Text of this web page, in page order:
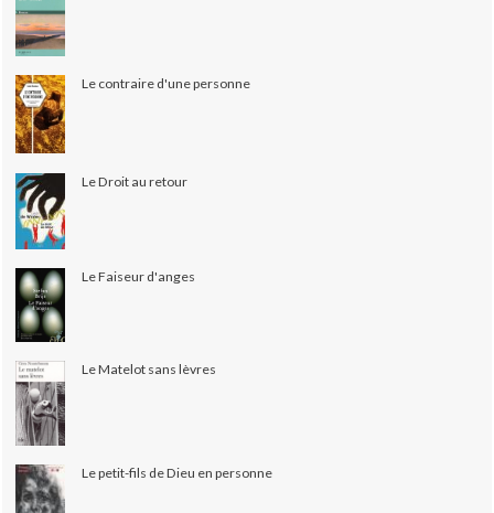
Le contraire d'une personne
Le Droit au retour
Le Faiseur d'anges
Le Matelot sans lèvres
Le petit-fils de Dieu en personne